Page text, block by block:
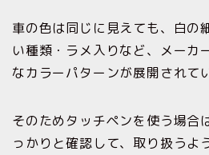
車の色は同じに見えても、白の
い種類・ラメ入りなど、メーカ
なカラーパターンが展開されて
そのためタッチペンを使う場合
っかりと確認して、取り扱うよ